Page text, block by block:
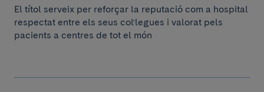
El títol serveix per reforçar la reputació com a hospital
respectat entre els seus col·legues i valorat pels
pacients a centres de tot el món